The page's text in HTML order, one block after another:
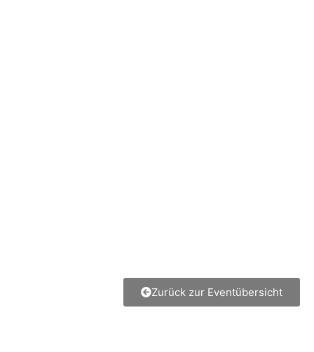
Zurück zur Eventübersicht